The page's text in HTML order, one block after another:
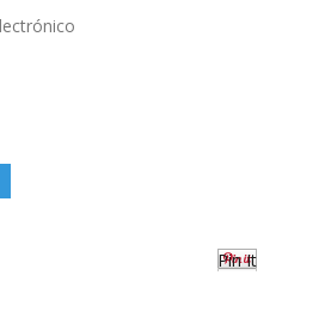
Pin It